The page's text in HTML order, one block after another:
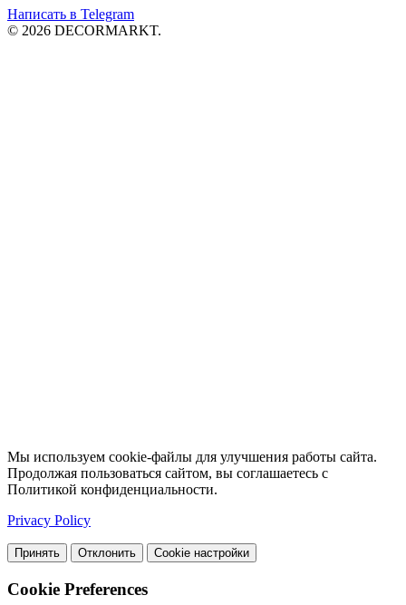
Написать в Telegram
© 2026 DECORMARKT.
Мы используем cookie-файлы для улучшения работы сайта.
Продолжая пользоваться сайтом, вы соглашаетесь с
Политикой конфиденциальности.
Privacy Policy
Принять Отклонить Cookie настройки
Cookie Preferences